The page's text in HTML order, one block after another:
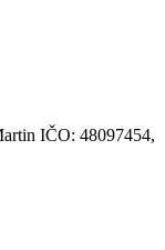
IČO: 48097454,